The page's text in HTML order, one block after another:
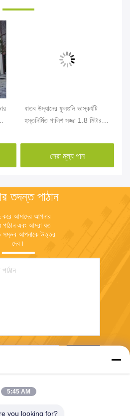
ধাতব উদ্যানের ফুলগুলি ভাস্কর্যটি
হস্তনির্মিত পালিশ সজ্জা 1.8 মিটার
সেরা মূল্য পান
তদন্ত পাঠান
করে আমাদের আপনার
পাঠান এবং আমরা যত
সম্ভব আপনাকে উত্তর
দেব।
5:45 AM
you looking for?